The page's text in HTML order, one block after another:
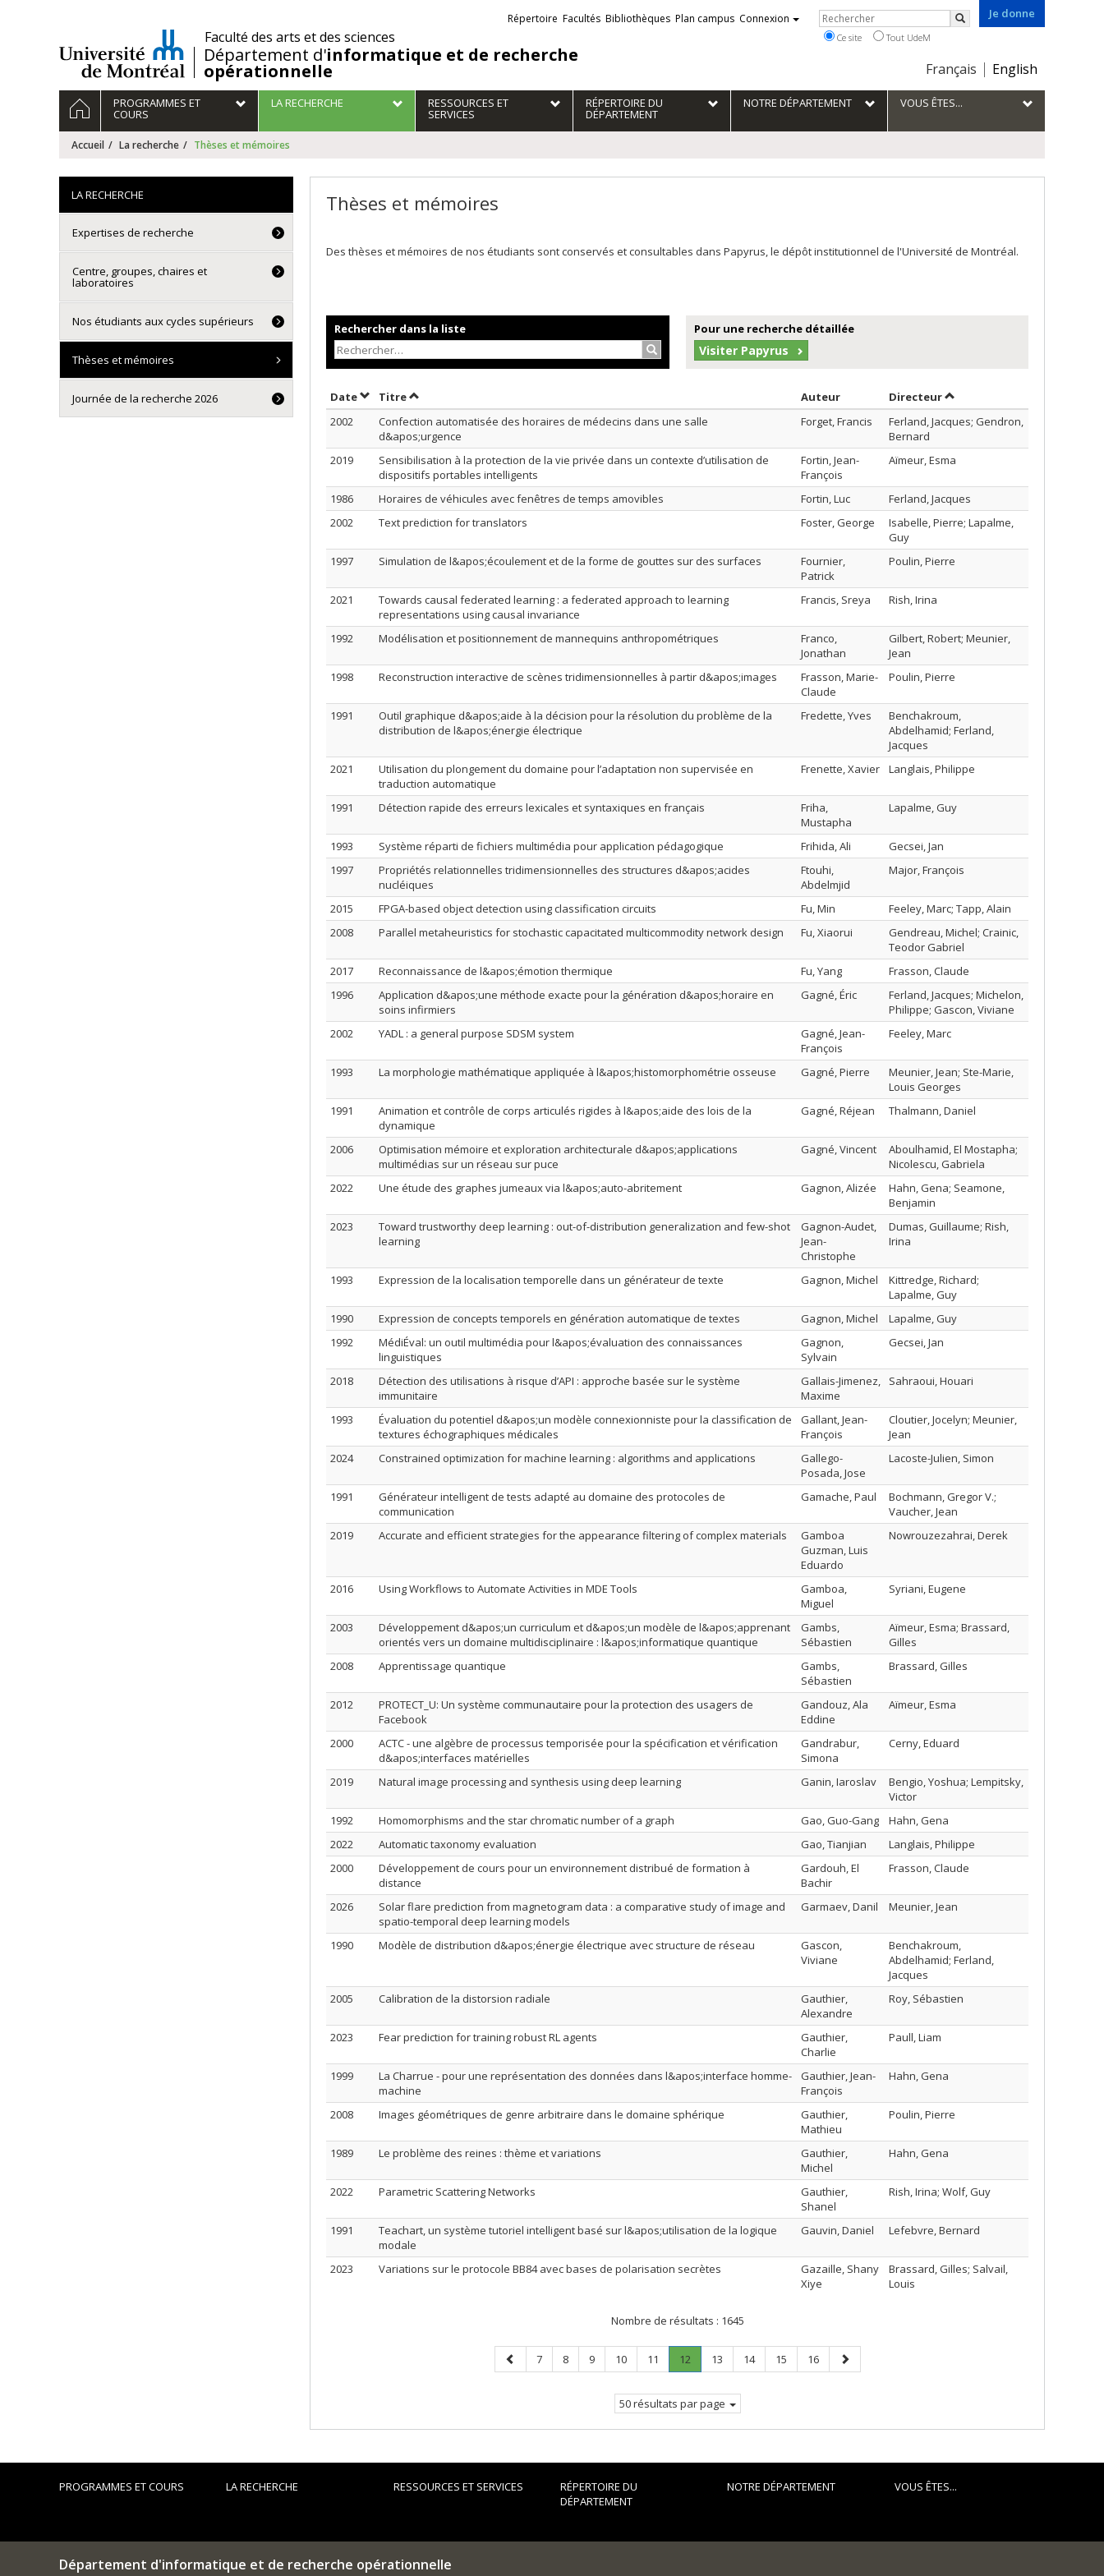
/Faculté des arts et des sciences
Département d'informatique et de recherche
opérationnelle
Je donne
Choix
la
langue
Français English
Liens
externes
Répertoire Facultés Bibliothèques Plan campus Connexion Rechercher
Rechercher
Ce site Tout UdeM
Navigation
principale
ACCUEILPROGRAMMES ET
COURS
LA RECHERCHE RESSOURCES ET
SERVICES
RÉPERTOIRE DU
DÉPARTEMENT
NOTRE DÉPARTEMENT VOUS ÊTES...
Accueil La recherche Thèses et mémoires
Thèses et mémoires
Des thèses et mémoires de nos étudiants sont conservés et consultables dans Papyrus, le dépôt institutionnel de l'Université de Montréal.
Rechercher dans la liste
Rechercher…
Pour une recherche détaillée
Visiter Papyrus
DateTrier par date en ordre croissant
TitreTrier par titre en ordre croissant Auteur Trier par auteur en ordre croissant
Directeurpar contributeur en ordre
2002
Confection automatisée des horaires de médecins dans une salle
d&apos;urgence
Forget, Francis
Ferland, Jacques; Gendron,
Bernard
2019
Sensibilisation à la protection de la vie privée dans un contexte d’utilisation de
dispositifs portables intelligents
Fortin, Jean-
François
Aïmeur, Esma
1986 Horaires de véhicules avec fenêtres de temps amovibles Fortin, Luc
Ferland, Jacques
2002
Text prediction for translators Foster, George
Isabelle, Pierre; Lapalme,
Guy
1997
Simulation de l&apos;écoulement et de la forme de gouttes sur des surfaces
Fournier,
Patrick
Poulin, Pierre
2021
Towards causal federated learning : a federated approach to learning
representations using causal invariance
Francis, Sreya Rish, Irina
1992 Modélisation et positionnement de mannequins anthropométriques
Franco,
Jonathan
Gilbert, Robert; Meunier,
Jean
1998
Reconstruction interactive de scènes tridimensionnelles à partir d&apos;images
Frasson, Marie-
Claude
Poulin, Pierre
1991
Outil graphique d&apos;aide à la décision pour la résolution du problème de la
distribution de l&apos;énergie électrique
Fredette, Yves
Benchakroum,
Abdelhamid; Ferland,
Jacques
2021
Utilisation du plongement du domaine pour l’adaptation non supervisée en
traduction automatique
Frenette, Xavier Langlais, Philippe
1991 Détection rapide des erreurs lexicales et syntaxiques en français
Friha,
Mustapha
Lapalme, Guy
1993 Système réparti de fichiers multimédia pour application pédagogique Frihida, Ali
Gecsei, Jan
1997
Propriétés relationnelles tridimensionnelles des structures d&apos;acides
nucléiques
Ftouhi,
Abdelmjid
Major, François
2015 FPGA-based object detection using classification circuits Fu, Min
Feeley, Marc; Tapp, Alain
2008
Parallel metaheuristics for stochastic capacitated multicommodity network design Fu, Xiaorui
Gendreau, Michel; Crainic,
Teodor Gabriel
2017
Reconnaissance de l&apos;émotion thermique Fu, Yang
Frasson, Claude
1996
Application d&apos;une méthode exacte pour la génération d&apos;horaire en
soins infirmiers
Gagné, Éric
Ferland, Jacques; Michelon,
Philippe; Gascon, Viviane
2002
YADL : a general purpose SDSM system
Gagné, Jean-
François
Feeley, Marc
1993 La morphologie mathématique appliquée à l&apos;histomorphométrie osseuse Gagné, Pierre
Meunier, Jean; Ste-Marie,
Louis Georges
1991
Animation et contrôle de corps articulés rigides à l&apos;aide des lois de la
dynamique
Gagné, Réjean Thalmann, Daniel
2006
Optimisation mémoire et exploration architecturale d&apos;applications
multimédias sur un réseau sur puce
Gagné, Vincent
Aboulhamid, El Mostapha;
Nicolescu, Gabriela
2022
Une étude des graphes jumeaux via l&apos;auto-abritement Gagnon, Alizée
Hahn, Gena; Seamone,
Benjamin
2023
Toward trustworthy deep learning : out-of-distribution generalization and few-shot
learning
Gagnon-Audet,
Jean-
Christophe
Dumas, Guillaume; Rish,
Irina
1993 Expression de la localisation temporelle dans un générateur de texte Gagnon, Michel
Kittredge, Richard;
Lapalme, Guy
1990
Expression de concepts temporels en génération automatique de textes Gagnon, Michel
Lapalme, Guy
1992
MédiÉval: un outil multimédia pour l&apos;évaluation des connaissances
linguistiques
Gagnon,
Sylvain
Gecsei, Jan
2018
Détection des utilisations à risque d’API : approche basée sur le système
immunitaire
Gallais-Jimenez,
Maxime
Sahraoui, Houari
1993
Évaluation du potentiel d&apos;un modèle connexionniste pour la classification de
textures échographiques médicales
Gallant, Jean-
François
Cloutier, Jocelyn; Meunier,
Jean
2024
Constrained optimization for machine learning : algorithms and applications
Gallego-
Posada, Jose
Lacoste-Julien, Simon
1991
Générateur intelligent de tests adapté au domaine des protocoles de
communication
Gamache, Paul
Bochmann, Gregor V.;
Vaucher, Jean
2019
Accurate and efficient strategies for the appearance filtering of complex materials
Gamboa
Guzman, Luis
Eduardo
Nowrouzezahrai, Derek
2016 Using Workflows to Automate Activities in MDE Tools
Gamboa,
Miguel
Syriani, Eugene
2003
Développement d&apos;un curriculum et d&apos;un modèle de l&apos;apprenant
orientés vers un domaine multidisciplinaire : l&apos;informatique quantique
Gambs,
Sébastien
Aïmeur, Esma; Brassard,
Gilles
2008
Apprentissage quantique
Gambs,
Sébastien
Brassard, Gilles
2012
PROTECT_U: Un système communautaire pour la protection des usagers de
Facebook
Gandouz, Ala
Eddine
Aïmeur, Esma
2000
ACTC - une algèbre de processus temporisée pour la spécification et vérification
d&apos;interfaces matérielles
Gandrabur,
Simona
Cerny, Eduard
2019 Natural image processing and synthesis using deep learning Ganin, Iaroslav
Bengio, Yoshua; Lempitsky,
Victor
1992
Homomorphisms and the star chromatic number of a graph Gao, Guo-Gang
Hahn, Gena
2022
Automatic taxonomy evaluation Gao, Tianjian
Langlais, Philippe
2000
Développement de cours pour un environnement distribué de formation à
distance
Gardouh, El
Bachir
Frasson, Claude
2026
Solar flare prediction from magnetogram data : a comparative study of image and
spatio-temporal deep learning models
Garmaev, Danil Meunier, Jean
1990 Modèle de distribution d&apos;énergie électrique avec structure de réseau
Gascon,
Viviane
Benchakroum,
Abdelhamid; Ferland,
Jacques
2005
Calibration de la distorsion radiale
Gauthier,
Alexandre
Roy, Sébastien
2023 Fear prediction for training robust RL agents
Gauthier,
Charlie
Paull, Liam
1999
La Charrue - pour une représentation des données dans l&apos;interface homme-
machine
Gauthier, Jean-
François
Hahn, Gena
2008 Images géométriques de genre arbitraire dans le domaine sphérique
Gauthier,
Mathieu
Poulin, Pierre
1989 Le problème des reines : thème et variations
Gauthier,
Michel
Hahn, Gena
2022 Parametric Scattering Networks
Gauthier,
Shanel
Rish, Irina; Wolf, Guy
1991
Teachart, un système tutoriel intelligent basé sur l&apos;utilisation de la logique
modale
Gauvin, Daniel Lefebvre, Bernard
2023 Variations sur le protocole BB84 avec bases de polarisation secrètes
Gazaille, Shany
Xiye
Brassard, Gilles; Salvail,
Louis
Nombre de résultats : 1645
Page
précédente
Page
7 Page
8 Page
9 Page
10 Page
11 Page
12.
Page
Page
13 Page
14 Page
15 Page
16
Page
suivante
50 résultats par page
LA RECHERCHE
Expertises de recherche
Centre, groupes, chaires et
laboratoires
Nos étudiants aux cycles supérieurs
Thèses et mémoires
Journée de la recherche 2026
PROGRAMMES ET COURS LA RECHERCHE RESSOURCES ET SERVICES
RÉPERTOIRE DU
DÉPARTEMENT
NOTRE DÉPARTEMENT VOUS ÊTES...
Département d'informatique et de recherche opérationnelle